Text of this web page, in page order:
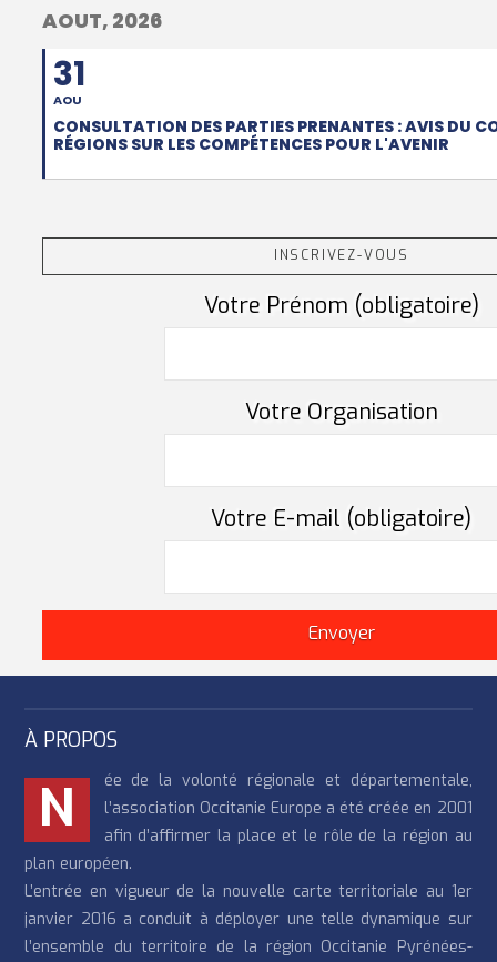
AOUT, 2026
31
AOU
CONSULTATION DES PARTIES PRENANTES : AVIS DU
RÉGIONS SUR LES COMPÉTENCES POUR L'AVENIR
INSCRIVEZ-VOUS
Votre Prénom (obligatoire)
Votre Organisation
Votre E-mail (obligatoire)
À PROPOS
N
ée de la volonté régionale et départementale,
l’association Occitanie Europe a été créée en 2001
afin d’affirmer la place et le rôle de la région au
plan européen.
L’entrée en vigueur de la nouvelle carte territoriale au 1er
janvier 2016 a conduit à déployer une telle dynamique sur
l’ensemble du territoire de la région Occitanie Pyrénées-